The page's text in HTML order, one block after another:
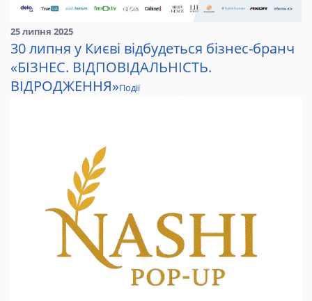
25 липня 2025
30 липня у Києві відбудеться бізнес-бранч
«БІЗНЕС. ВІДПОВІДАЛЬНІСТЬ.
ВІДРОДЖЕННЯ»Події